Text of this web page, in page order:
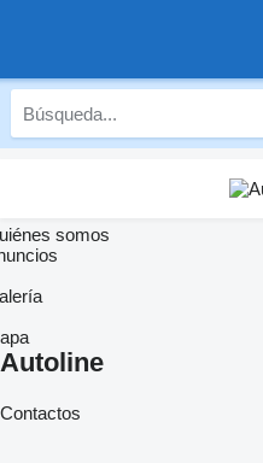
somos
Autoline
Contactos